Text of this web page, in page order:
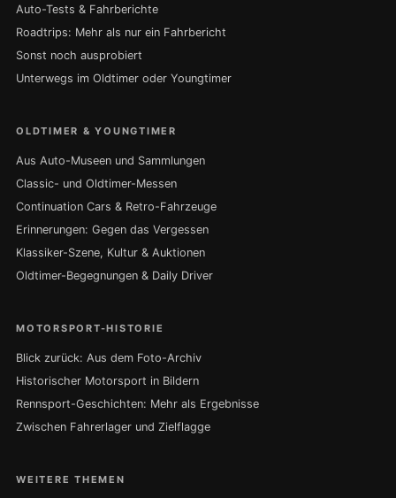
Auto-Tests & Fahrberichte
Roadtrips: Mehr als nur ein Fahrbericht
Sonst noch ausprobiert
Unterwegs im Oldtimer oder Youngtimer
OLDTIMER & YOUNGTIMER
Aus Auto-Museen und Sammlungen
Classic- und Oldtimer-Messen
Continuation Cars & Retro-Fahrzeuge
Erinnerungen: Gegen das Vergessen
Klassiker-Szene, Kultur & Auktionen
Oldtimer-Begegnungen & Daily Driver
MOTORSPORT-HISTORIE
Blick zurück: Aus dem Foto-Archiv
Historischer Motorsport in Bildern
Rennsport-Geschichten: Mehr als Ergebnisse
Zwischen Fahrerlager und Zielflagge
WEITERE THEMEN